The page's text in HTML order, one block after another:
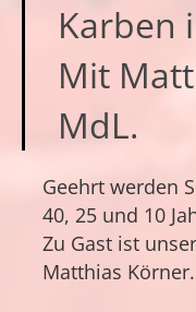
Karben
Mit
MdL.
Geehrt werden
40, 25 und 10
Zu Gast ist
Matthias Körner.